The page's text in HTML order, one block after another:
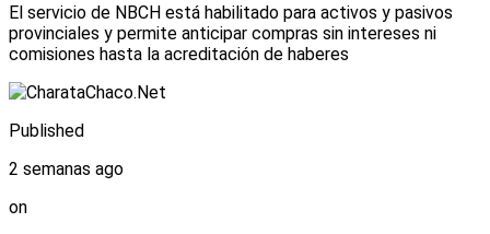
El servicio de NBCH está habilitado para activos y pasivos
provinciales y permite anticipar compras sin intereses ni
comisiones hasta la acreditación de haberes
Published
2 semanas ago
on